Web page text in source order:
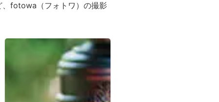
、fotowa（フォトワ）の撮影